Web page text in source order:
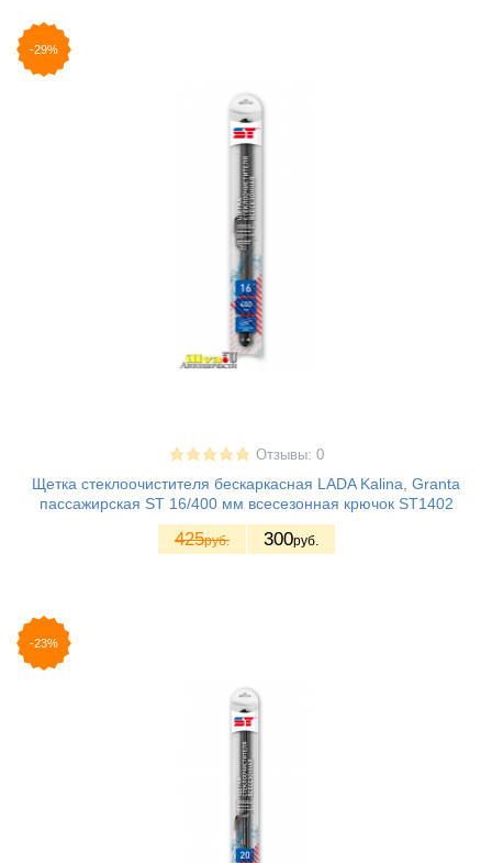
-29%
Отзывы: 0
Щетка стеклоочистителя бескаркасная LADA Kalina, Granta
пассажирская ST 16/400 мм всесезонная крючок ST1402
425руб. 300руб.
-23%